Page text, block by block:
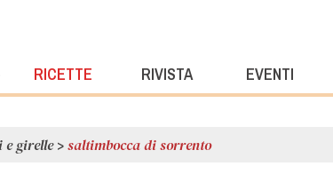
RICETTE RIVISTA EVENTI
girelle>saltimbocca di sorrento